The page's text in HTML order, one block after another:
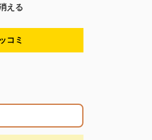
える
コミ